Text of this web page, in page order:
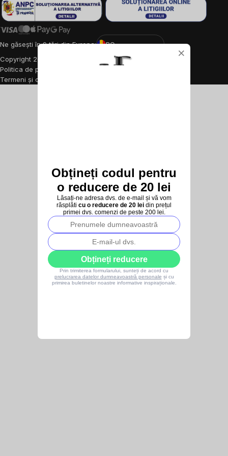
Ne găsești în 9 țări din Europa:
RO
Copyright 2026
BrainMarket.ro. Toate drepturile rezervate.
Politica de prelucrare a datelor cu caracter personal
Termeni și condiții
×
Obțineți codul pentru
o reducere de 20 lei
Lăsați-ne adresa dvs. de e-mail și vă vom
răsplăti cu o reducere de 20 lei din prețul
primei dvs. comenzi de peste 200 lei.
Obțineți reducere
Prin trimiterea formularului, sunteți de acord cu
prelucrarea datelor dumneavoastră personale și cu
primirea buletinelor noastre informative inspiraționale.